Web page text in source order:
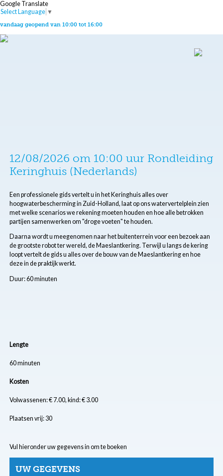
Google Translate
Select Language ▼
vandaag geopend van 10:00 tot 16:00
12/08/2026 om 10:00 uur Rondleiding
Keringhuis (Nederlands)
Een professionele gids vertelt u in het Keringhuis alles over
hoogwaterbescherming in Zuid-Holland, laat op ons watervertelplein zien
met welke scenarios we rekening moeten houden en hoe alle betrokken
partijen samenwerken om "droge voeten" te houden.
Daarna wordt u meegenomen naar het buitenterrein voor een bezoek aan
de grootste robot ter wereld, de Maeslantkering. Terwijl u langs de kering
loopt vertelt de gids u alles over de bouw van de Maeslantkering en hoe
deze in de praktijk werkt.
Duur: 60 minuten
Lengte
60 minuten
Kosten
Volwassenen: € 7.00, kind: € 3.00
Plaatsen vrij: 30
Vul hieronder uw gegevens in om te boeken
UW GEGEVENS